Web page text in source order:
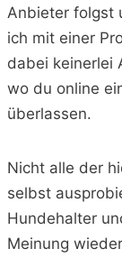
Anbieter folgst
ich mit einer
dabei keinerlei
wo du online
überlassen.
Nicht alle der
selbst
Hundehalter
Meinung